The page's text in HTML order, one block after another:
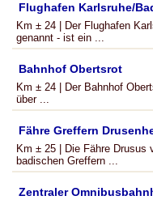
Flughafen Karlsruhe/
Km ± 24 | Der Flughafen
genannt - ist ein ...
Bahnhof Obertsrot
Km ± 24 | Der Bahnhof
über ...
Fähre Greffern
Km ± 25 | Die Fähre Drusus
badischen Greffern ...
Zentraler